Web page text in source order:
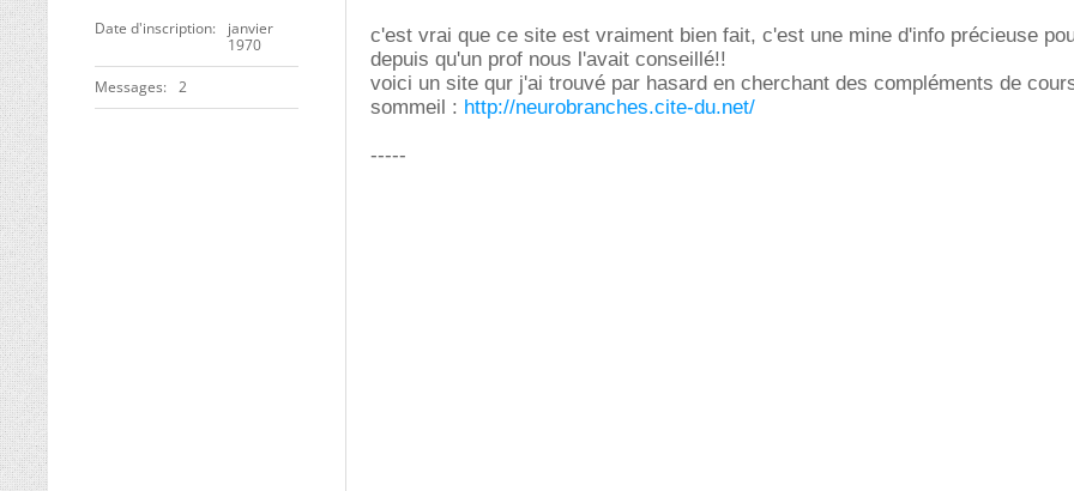
Date d'inscription
janvier
1970
Messages 2
c'est vrai que ce site est vraiment bien fait, c'est une mine d'info précieuse
depuis qu'un prof nous l'avait conseillé!!
voici un site qur j'ai trouvé par hasard en cherchant des compléments de
sommeil : http://neurobranches.cite-du.net/
-----